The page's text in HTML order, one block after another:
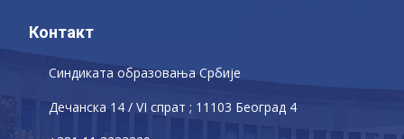
Контакт
Синдиката образовања Србије
Дечaнскa 14 / VI спрат ; 11103 Београд 4